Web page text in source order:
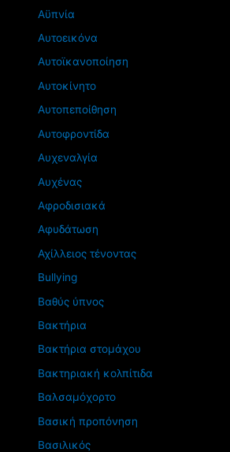
Αϋπνία
Αυτοεικόνα
Αυτοϊκανοποίηση
Αυτοκίνητο
Αυτοπεποίθηση
Αυτοφροντίδα
Αυχεναλγία
Αυχένας
Αφροδισιακά
Αφυδάτωση
Αχίλλειος τένοντας
Βullying
Βαθύς ύπνος
Βακτήρια
Βακτήρια στομάχου
Βακτηριακή κολπίτιδα
Βαλσαμόχορτο
Βασική προπόνηση
Βασιλικός